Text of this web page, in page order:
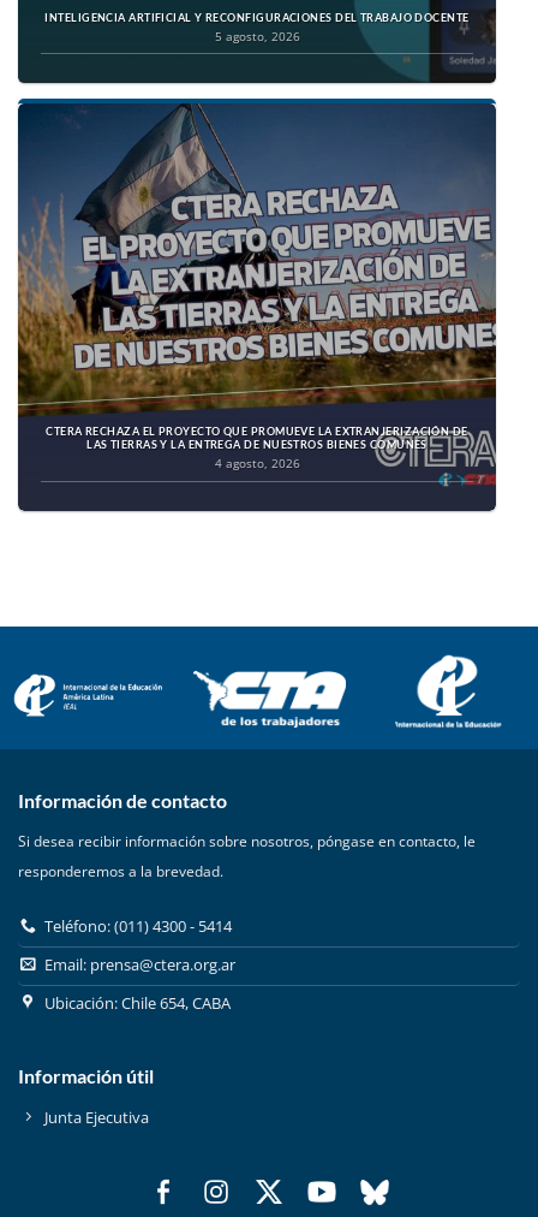
INTELIGENCIA ARTIFICIAL Y RECONFIGURACIONES DEL TRABAJO DOCENTE
5 agosto, 2026
CTERA RECHAZA EL PROYECTO QUE PROMUEVE LA EXTRANJERIZACIÓN DE
LAS TIERRAS Y LA ENTREGA DE NUESTROS BIENES COMUNES
4 agosto, 2026
Información de contacto
Si desea recibir información sobre nosotros, póngase en contacto, le
responderemos a la brevedad.
Teléfono: (011) 4300 - 5414
Email: prensa@ctera.org.ar
Ubicación: Chile 654, CABA
Información útil
Junta Ejecutiva